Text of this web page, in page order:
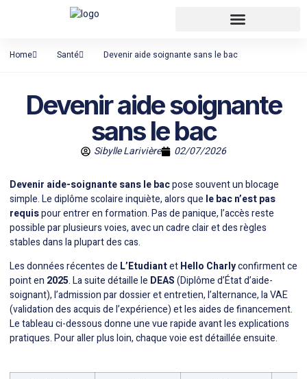
Home Santé Devenir aide soignante sans le bac
Devenir aide soignante
sans le bac
Sibylle Larivière 02/07/2026
Devenir aide-soignante sans le bacpose souvent un blocage
simple. Le diplôme scolaire inquiète, alors que le bac n’est pas
requispour entrer en formation. Pas de panique, l’accès reste
possible par plusieurs voies, avec un cadre clair et des règles
stables dans la plupart des cas.
Les données récentes de L’EtudiantetHello Charlyconfirment ce
point en 2025. La suite détaille le DEAS(Diplôme d’État d’aide-
soignant), l’admission par dossier et entretien, l’alternance, la VAE
(validation des acquis de l’expérience) et les aides de financement.
Le tableau ci-dessous donne une vue rapide avant les explications
pratiques. Pour aller plus loin, chaque voie est détaillée ensuite.